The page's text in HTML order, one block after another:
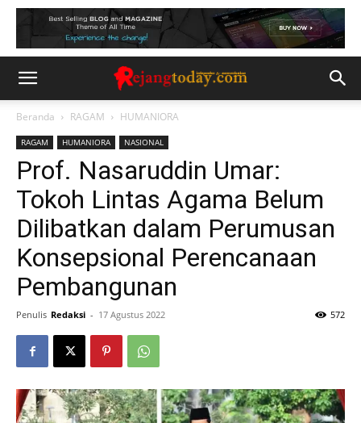
Beranda RAGAM HUMANIORA
RAGAM HUMANIORA NASIONAL
Prof. Nasaruddin Umar:
Tokoh Lintas Agama Belum
Dilibatkan dalam Perumusan
Konsepsional Perencanaan
Pembangunan
Penulis Redaksi - 17 Agustus 2022 572